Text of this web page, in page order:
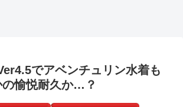
でアベンチュリン水着も
の愉悦耐久か…？